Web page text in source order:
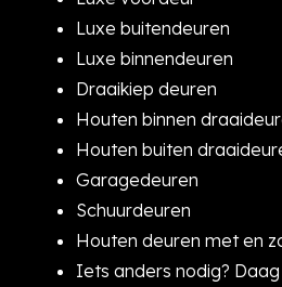
Luxe buitendeuren
Luxe binnendeuren
Draaikiep deuren
Houten binnen
Houten buiten
Garagedeuren
Schuurdeuren
Houten deuren met en
Iets anders nodig? Daag